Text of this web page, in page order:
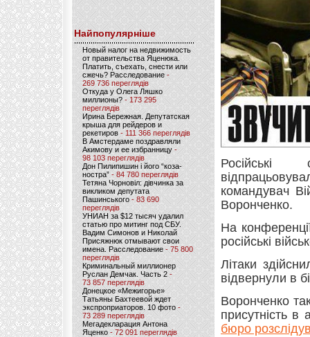
Найпопулярніше
Новый налог на недвижимость
от правительства Яценюка.
Платить, съехать, снести или
сжечь? Расследование-
269 736 переглядів
Откуда у Олега Ляшко
миллионы? - 173 295
переглядів
Ирина Бережная. Депутатская
крыша для рейдеров и
рекетиров - 111 366 переглядів
В Амстердаме поздравляли
Акимову и ее избранницу -
98 103 переглядів
Дон Пилипишин і його “коза-
ностра” - 84 780 переглядів
Тетяна Чорновіл: дівчинка за
викликом депутата
Пашинського- 83 690
переглядів
УНИАН за $12 тысяч удалил
статью про митинг под СБУ.
Вадим Симонов и Николай
Присяжнюк отмывают свои
имена. Расследование - 75 800
переглядів
Криминальный миллионер
Руслан Демчак. Часть 2-
73 857 переглядів
Донецкое «Межигорье»
Татьяны Бахтеевой ждет
экспроприаторов. 10 фото -
73 289 переглядів
Мегадекларация Антона
Яценко - 72 091 переглядів
Російські
командувач
Воронченко.
На
російські
Літаки
відвернули в
Воронченко
присутність в
бюро